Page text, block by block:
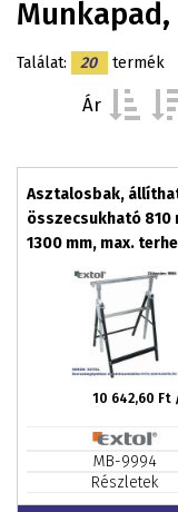
Találat: 20 termék
Ár
Asztalosbak,
összecsukható 810
1300 mm, max.
300kg, saját tömeg:
10 642,60 Ft
MB-9994
Részletek